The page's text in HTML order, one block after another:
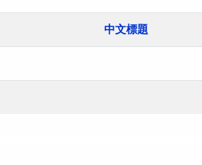
中文標題